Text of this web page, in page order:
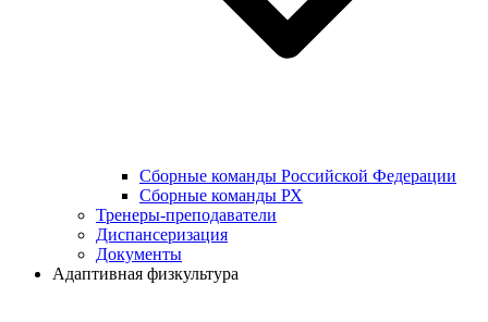
Сборные команды Российской Федерации
Сборные команды РХ
Тренеры-преподаватели
Диспансеризация
Документы
Адаптивная физкультура